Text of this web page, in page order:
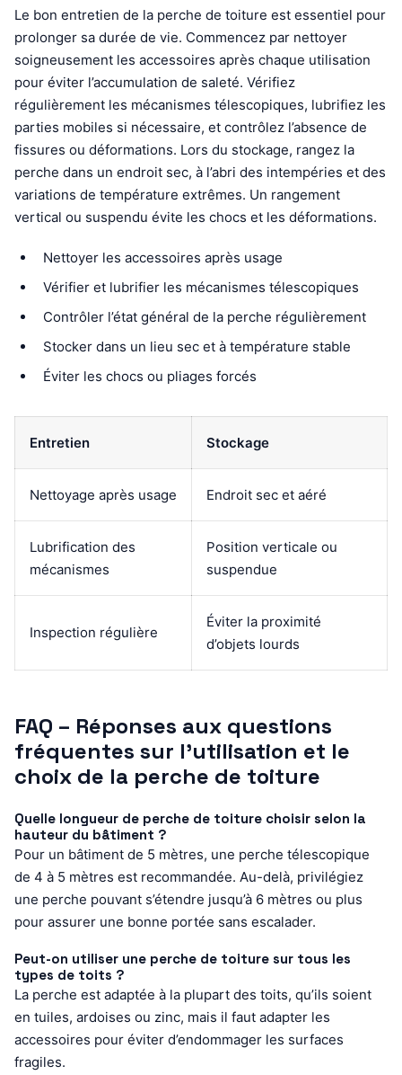
Le bon entretien de la perche de toiture est essentiel pour
prolonger sa durée de vie. Commencez par nettoyer
soigneusement les accessoires après chaque utilisation
pour éviter l’accumulation de saleté. Vérifiez
régulièrement les mécanismes télescopiques, lubrifiez les
parties mobiles si nécessaire, et contrôlez l’absence de
fissures ou déformations. Lors du stockage, rangez la
perche dans un endroit sec, à l’abri des intempéries et des
variations de température extrêmes. Un rangement
vertical ou suspendu évite les chocs et les déformations.
Nettoyer les accessoires après usage
Vérifier et lubrifier les mécanismes télescopiques
Contrôler l’état général de la perche régulièrement
Stocker dans un lieu sec et à température stable
Éviter les chocs ou pliages forcés
Entretien Stockage
Nettoyage après usage Endroit sec et aéré
Lubrification des
mécanismes
Position verticale ou
suspendue
Inspection régulière
Éviter la proximité
d’objets lourds
FAQ – Réponses aux questions
fréquentes sur l’utilisation et le
choix de la perche de toiture
Quelle longueur de perche de toiture choisir selon la
hauteur du bâtiment ?
Pour un bâtiment de 5 mètres, une perche télescopique
de 4 à 5 mètres est recommandée. Au-delà, privilégiez
une perche pouvant s’étendre jusqu’à 6 mètres ou plus
pour assurer une bonne portée sans escalader.
Peut-on utiliser une perche de toiture sur tous les
types de toits ?
La perche est adaptée à la plupart des toits, qu’ils soient
en tuiles, ardoises ou zinc, mais il faut adapter les
accessoires pour éviter d’endommager les surfaces
fragiles.